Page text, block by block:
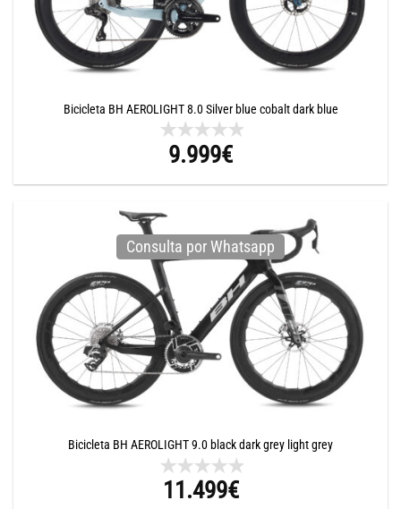
Bicicleta BH AEROLIGHT 8.0 Silver blue cobalt dark blue
9.999€
Consulta por Whatsapp
Bicicleta BH AEROLIGHT 9.0 black dark grey light grey
11.499€